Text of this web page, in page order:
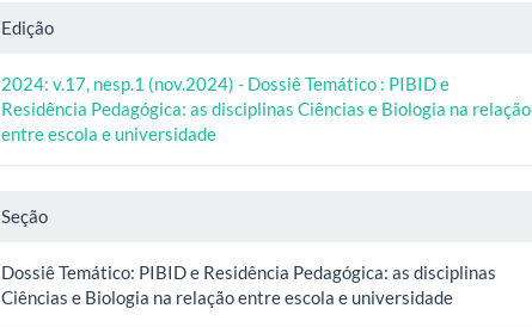
Edição
2024: v.17, nesp.1 (nov.2024) - Dossiê Temático : PIBID e
Residência Pedagógica: as disciplinas Ciências e Biologia na relação
entre escola e universidade
Seção
Dossiê Temático: PIBID e Residência Pedagógica: as disciplinas
Ciências e Biologia na relação entre escola e universidade